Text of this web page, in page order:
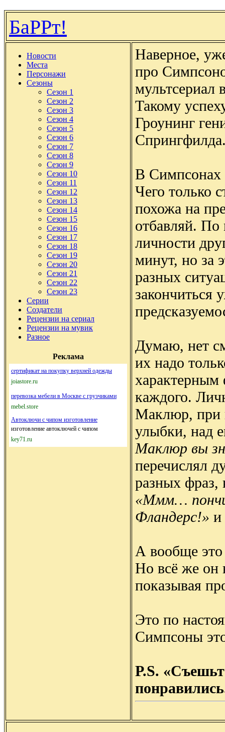
БаРРт!
Новости
Места
Персонажи
Сезоны
Сезон 1
Сезон 2
Сезон 3
Сезон 4
Сезон 5
Сезон 6
Сезон 7
Сезон 8
Сезон 9
Сезон 10
Сезон 11
Сезон 12
Сезон 13
Сезон 14
Сезон 15
Сезон 16
Сезон 17
Сезон 18
Сезон 19
Сезон 20
Сезон 21
Сезон 22
Сезон 23
Серии
Создатели
Рецензии на сериал
Рецензии на мувик
Разное
Реклама
сертификат на покупку верхней одежды
joiastore.ru
перевозка мебели в Москве с грузчиками
mebel.store
Автоключи с чипом изготовление
изготовление автоключей с чипом
key71.ru
Наверное,
про
мультсериал
Такому
Гроунинг
В Симпсонах
Чего только
похожа на
отбавляй. По
личности
минут, но за
разных
закончиться
Думаю, нет
их надо
характерным
каждого.
Маклюр, при
улыбки, над
Маклюр вы
перечислял
разных фраз,
«Ммм…
Фландерс!» и
А вообще
Но всё же он
показывая
Это по
Симпсоны
P.S.